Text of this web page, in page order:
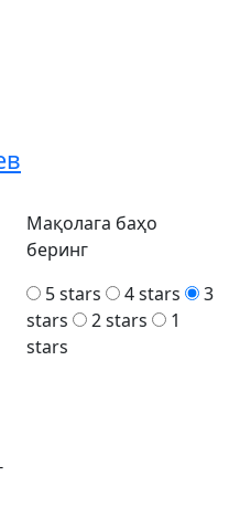
Мақолага баҳо
беринг
5 stars
4 stars
3
stars
2 stars
1
stars